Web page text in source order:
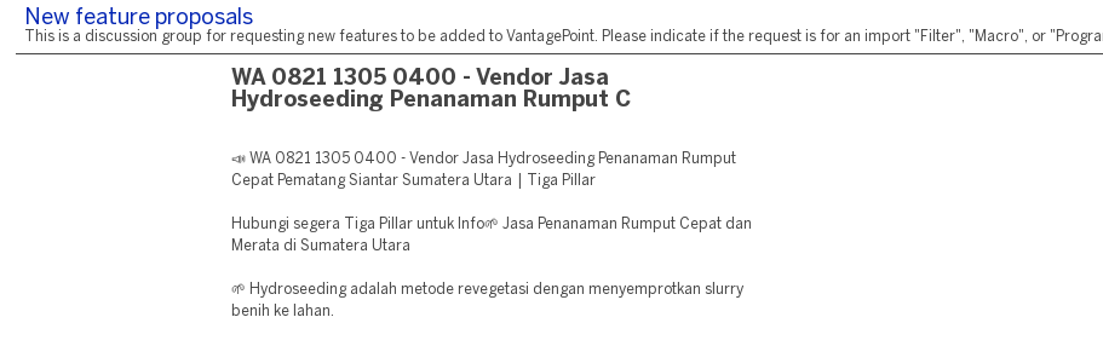
New feature proposals
This is a discussion group for requesting new features to be added to VantagePoint. Please indicate if the request is for an import "Filter", "Macro", or
WA 0821 1305 0400 - Vendor Jasa
Hydroseeding Penanaman Rumput C
📣 WA 0821 1305 0400 - Vendor Jasa Hydroseeding Penanaman Rumput
Cepat Pematang Siantar Sumatera Utara | Tiga Pillar
Hubungi segera Tiga Pillar untuk Info🌱 Jasa Penanaman Rumput Cepat dan
Merata di Sumatera Utara
🌱 Hydroseeding adalah metode revegetasi dengan menyemprotkan slurry
benih ke lahan.